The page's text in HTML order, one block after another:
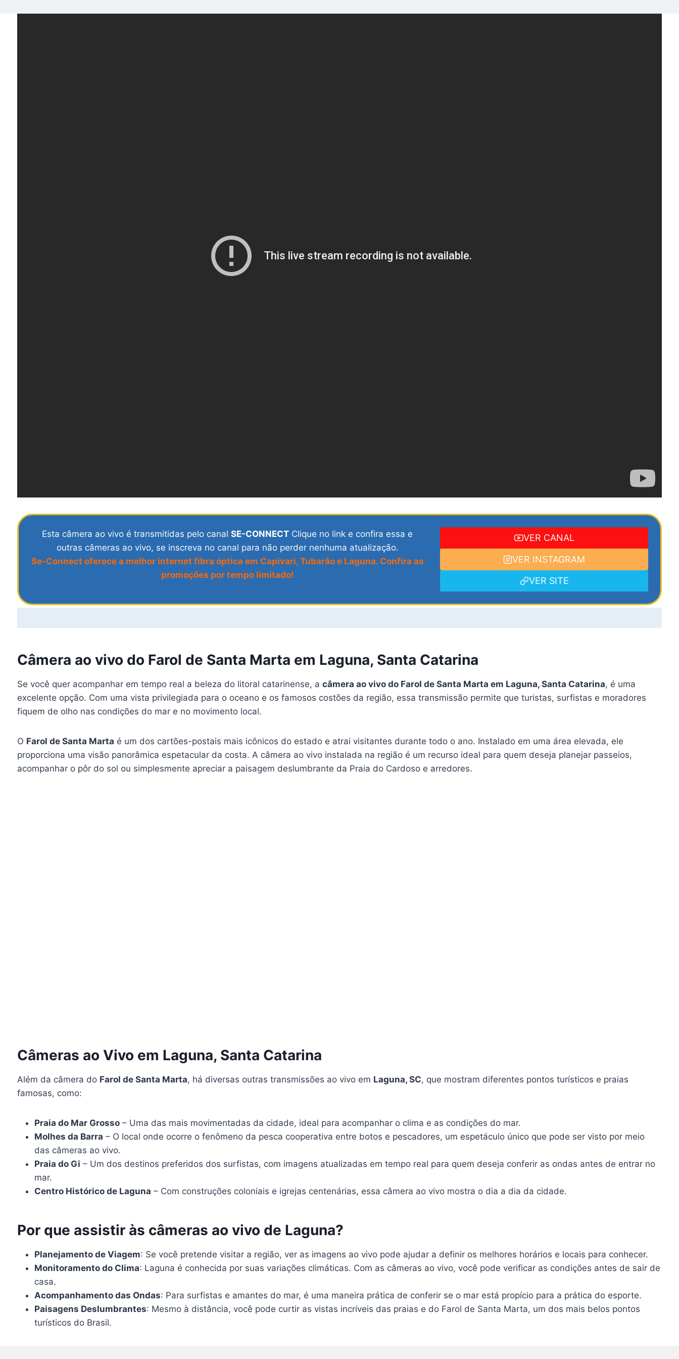
Esta câmera ao vivo é transmitidas pelo canalSE-CONNECT Clique no link e confira essa e
outras câmeras ao vivo, se inscreva no canal para não perder nenhuma atualização.
Se-Connect oferece a melhor internet fibra óptica em Capivari, Tubarão e Laguna. Confira as
promoções por tempo limitado!
VER CANAL
VER INSTAGRAM
VER SITE
Câmera ao vivo do Farol de Santa Marta em Laguna, Santa Catarina
Se você quer acompanhar em tempo real a beleza do litoral catarinense, a câmera ao vivo do Farol de Santa Marta em Laguna, Santa Catarina, é uma
excelente opção. Com uma vista privilegiada para o oceano e os famosos costões da região, essa transmissão permite que turistas, surfistas e moradores
fiquem de olho nas condições do mar e no movimento local.
O Farol de Santa Marta é um dos cartões-postais mais icônicos do estado e atrai visitantes durante todo o ano. Instalado em uma área elevada, ele
proporciona uma visão panorâmica espetacular da costa. A câmera ao vivo instalada na região é um recurso ideal para quem deseja planejar passeios,
acompanhar o pôr do sol ou simplesmente apreciar a paisagem deslumbrante da Praia do Cardoso e arredores.
Câmeras ao Vivo em Laguna, Santa Catarina
Além da câmera do Farol de Santa Marta, há diversas outras transmissões ao vivo em Laguna, SC, que mostram diferentes pontos turísticos e praias
famosas, como:
Praia do Mar Grosso – Uma das mais movimentadas da cidade, ideal para acompanhar o clima e as condições do mar.
Molhes da Barra – O local onde ocorre o fenômeno da pesca cooperativa entre botos e pescadores, um espetáculo único que pode ser visto por meio
das câmeras ao vivo.
Praia do Gi – Um dos destinos preferidos dos surfistas, com imagens atualizadas em tempo real para quem deseja conferir as ondas antes de entrar no
mar.
Centro Histórico de Laguna – Com construções coloniais e igrejas centenárias, essa câmera ao vivo mostra o dia a dia da cidade.
Por que assistir às câmeras ao vivo de Laguna?
Planejamento de Viagem: Se você pretende visitar a região, ver as imagens ao vivo pode ajudar a definir os melhores horários e locais para conhecer.
Monitoramento do Clima: Laguna é conhecida por suas variações climáticas. Com as câmeras ao vivo, você pode verificar as condições antes de sair de
casa.
Acompanhamento das Ondas: Para surfistas e amantes do mar, é uma maneira prática de conferir se o mar está propício para a prática do esporte.
Paisagens Deslumbrantes: Mesmo à distância, você pode curtir as vistas incríveis das praias e do Farol de Santa Marta, um dos mais belos pontos
turísticos do Brasil.